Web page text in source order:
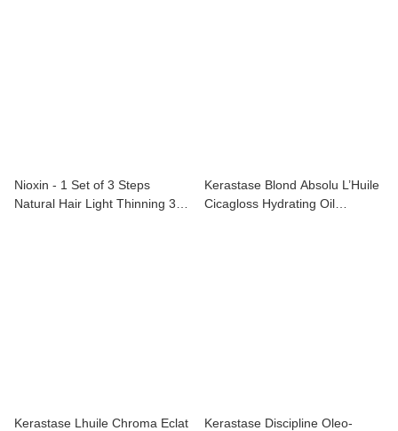
Nioxin - 1 Set of 3 Steps
Natural Hair Light Thinning 3D
Kerastase Blond Absolu L’Huile
Cicagloss Hydrating Oil
Kerastase Lhuile Chroma Eclat
Kerastase Discipline Oleo-